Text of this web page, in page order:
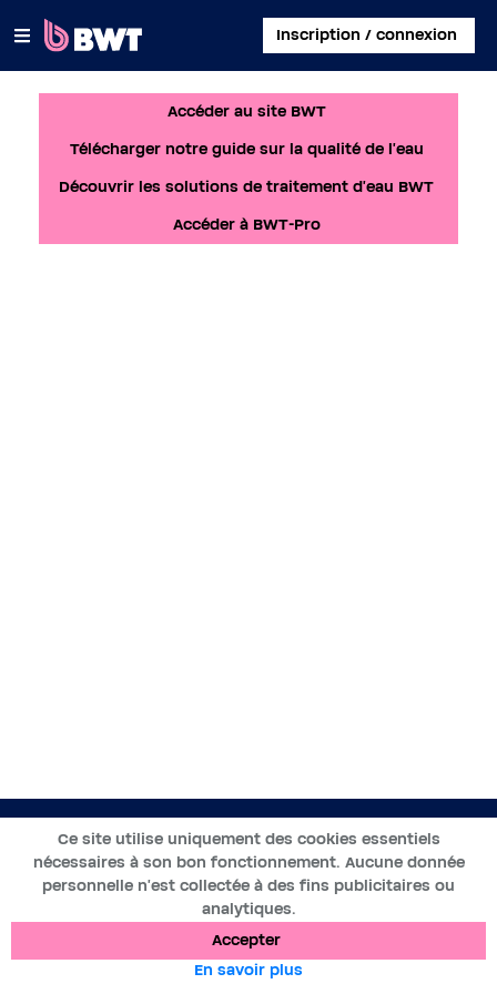
Inscription / connexion
×
ENREGISTRER UN KIT SANS COMPTE
Accéder au site BWT
Télécharger notre guide sur la qualité de l'eau
Découvrir les solutions de traitement d'eau BWT
Accéder à BWT-Pro
FR
2019-2025 ©BWT by Wess Soft - Tous droits réservés
Protection des donnéesCookiesMentions légales
Accepter
Ce site utilise uniquement des cookies essentiels
nécessaires à son bon fonctionnement. Aucune donnée
personnelle n’est collectée à des fins publicitaires ou
analytiques.
En savoir plus